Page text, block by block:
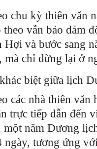
chu kỳ thiên văn
theo vẫn bảo đảm
Hợi và bước sang
mà chỉ dừng lại ở
biệt giữa lịch
các nhà thiên
trực tiếp dẫn đến
một năm Dương
ngày, tương ứng